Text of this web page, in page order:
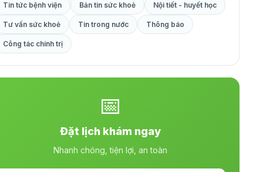
Tin tức bệnh viện Bản tin sức khoẻ Nội tiết - huyết học
Tư vấn sức khoẻ Tin trong nước Thông báo
Công tác chính trị
📅
Đặt lịch khám ngay
Nhanh chóng, tiện lợi, an toàn